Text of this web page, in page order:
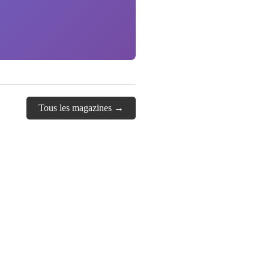
Tous les magazines →